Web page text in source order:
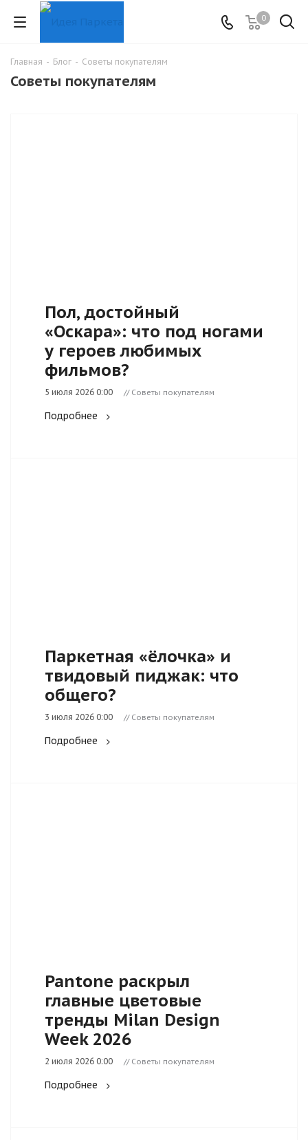
0
Главная - Блог - Советы покупателям
Советы покупателям
Пол, достойный
«Оскара»: что под ногами
у героев любимых
фильмов?
5 июля 2026 0:00 // Советы покупателям
Подробнее
Паркетная «ёлочка» и
твидовый пиджак: что
общего?
3 июля 2026 0:00 // Советы покупателям
Подробнее
Pantone раскрыл
главные цветовые
тренды Milan Design
Week 2026
2 июля 2026 0:00 // Советы покупателям
Подробнее